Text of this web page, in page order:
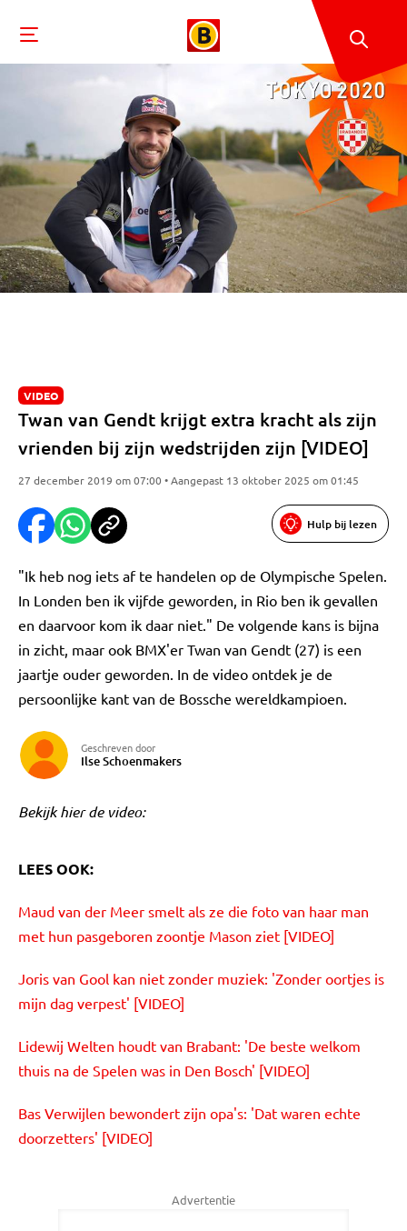
VIDEO
Twan van Gendt krijgt extra kracht als zijn
vrienden bij zijn wedstrijden zijn [VIDEO]
27 december 2019 om 07:00 • Aangepast 13 oktober 2025 om 01:45
Hulp bij lezen
"Ik heb nog iets af te handelen op de Olympische Spelen.
In Londen ben ik vijfde geworden, in Rio ben ik gevallen
en daarvoor kom ik daar niet." De volgende kans is bijna
in zicht, maar ook BMX'er Twan van Gendt (27) is een
jaartje ouder geworden. In de video ontdek je de
persoonlijke kant van de Bossche wereldkampioen.
Geschreven door
Ilse Schoenmakers
Bekijk hier de video:
LEES OOK:
Maud van der Meer smelt als ze die foto van haar man
met hun pasgeboren zoontje Mason ziet [VIDEO]
Joris van Gool kan niet zonder muziek: 'Zonder oortjes is
mijn dag verpest' [VIDEO]
Lidewij Welten houdt van Brabant: 'De beste welkom
thuis na de Spelen was in Den Bosch' [VIDEO]
Bas Verwijlen bewondert zijn opa's: 'Dat waren echte
doorzetters' [VIDEO]
Advertentie